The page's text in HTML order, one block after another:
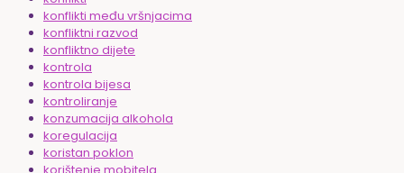
konflikti među vršnjacima
konfliktni razvod
konfliktno dijete
kontrola
kontrola bijesa
kontroliranje
konzumacija alkohola
koregulacija
koristan poklon